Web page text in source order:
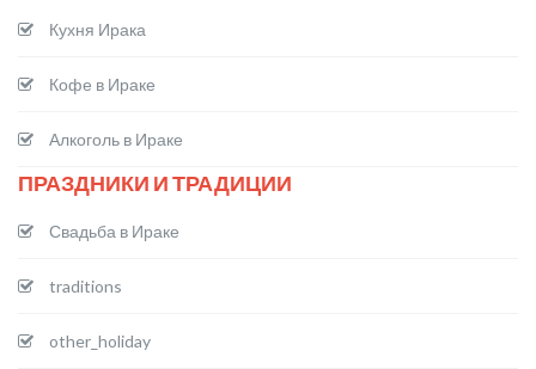
Кухня Ирака
Кофе в Ираке
Алкоголь в Ираке
ПРАЗДНИКИ И ТРАДИЦИИ
Свадьба в Ираке
traditions
other_holiday